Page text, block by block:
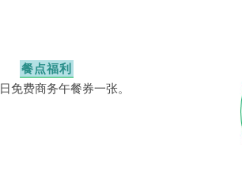
餐点福利
免费商务午餐券一张。